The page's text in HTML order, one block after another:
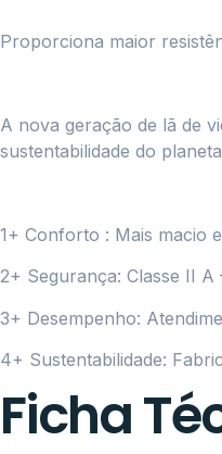
Proporciona maior
A nova geração de lã de
sustentabilidade do
1+ Conforto : Mais macio
2+ Segurança: Classe II A
3+ Desempenho:
4+ Sustentabilidade:
Ficha